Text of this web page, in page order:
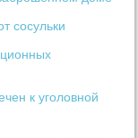
сосульки
к уголовной